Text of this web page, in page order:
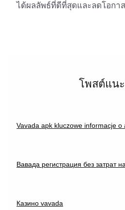
ได้ผลลัพธ์ที่ดีที่สุดและลดโอกาส
โพสต์แน
Vavada apk kluczowe informacje o
Вавада регистрация без затрат
Казино vavada